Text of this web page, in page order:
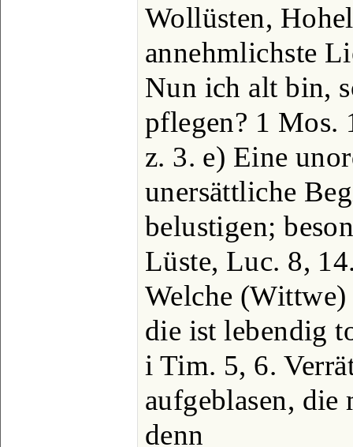
Wollüsten,
annehmlichste
Nun ich alt bin,
pflegen? 1 Mos.
z. 3. e) Eine
unersättliche
belustigen;
Lüste, Luc. 8,
Welche
die ist lebendig
i Tim. 5, 6.
aufgeblasen,
denn